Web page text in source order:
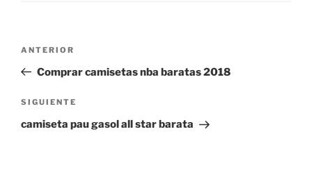
Navegación
entradas
Entrada
anterior:
ANTERIOR
Comprar camisetas nba baratas 2018
Siguiente
entrada
SIGUIENTE
camiseta pau gasol all star barata